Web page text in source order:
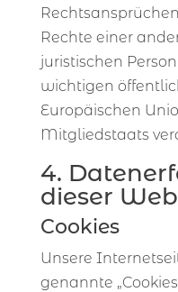
Rechte einer
juristischen
wichtigen
Europäischen
Mitgliedstaats
4.
dieser
Cookies
Unsere
genannte